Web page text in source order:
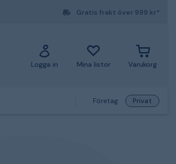
Gratis frakt över 999 kr*
Logga in Mina listor Varukorg
Företag Privat